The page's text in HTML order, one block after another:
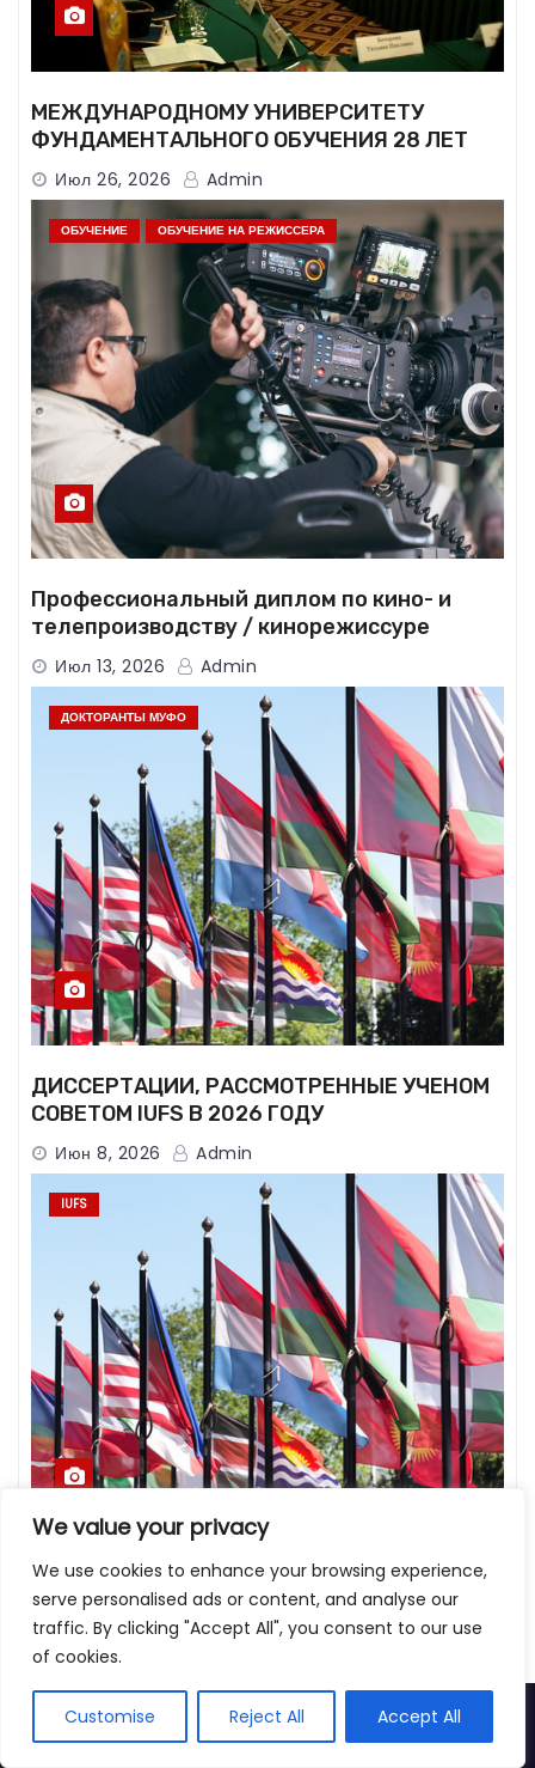
We value your privacy
We use cookies to enhance your browsing experience,
serve personalised ads or content, and analyse our
traffic. By clicking "Accept All", you consent to our use
of cookies.
Customise Reject All Accept All
МЕЖДУНАРОДНОМУ УНИВЕРСИТЕТУ
ФУНДАМЕНТАЛЬНОГО ОБУЧЕНИЯ 28 ЛЕТ
(МУФО) 1998-2026
Июл 26, 2026 Admin
ОБУЧЕНИЕ ОБУЧЕНИЕ НА РЕЖИССЕРА
Профессиональный диплом по кино- и
телепроизводству / кинорежиссуре
Июл 13, 2026 Admin
ДОКТОРАНТЫ МУФО
ДИССЕРТАЦИИ, РАССМОТРЕННЫЕ УЧЕНОМ
СОВЕТОМ IUFS В 2026 ГОДУ
Июн 8, 2026 Admin
IUFS
IUFS
Мар 26, 2026